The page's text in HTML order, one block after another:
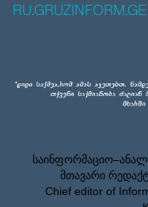
RU.GRUZINFORM.GE
მთავარი
Chief editor of